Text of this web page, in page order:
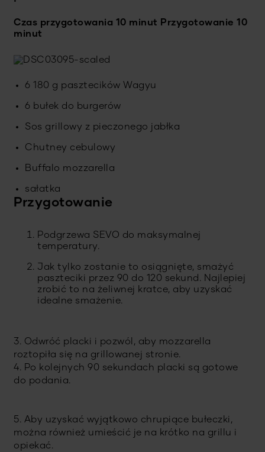
Czas przygotowania 10 minut Przygotowanie 10
minut
6 180 g pasztecików Wagyu
6 bułek do burgerów
Sos grillowy z pieczonego jabłka
Chutney cebulowy
Buffalo mozzarella
sałatka
Przygotowanie
Podgrzewa SEVO do maksymalnej
temperatury.
Jak tylko zostanie to osiągnięte, smażyć
paszteciki przez 90 do 120 sekund. Najlepiej
zrobić to na żeliwnej kratce, aby uzyskać
idealne smażenie.
3. Odwróć placki i pozwól, aby mozzarella
roztopiła się na grillowanej stronie.
4. Po kolejnych 90 sekundach placki są gotowe
do podania.
5. Aby uzyskać wyjątkowo chrupiące bułeczki,
można również umieścić je na krótko na grillu i
opiekać.